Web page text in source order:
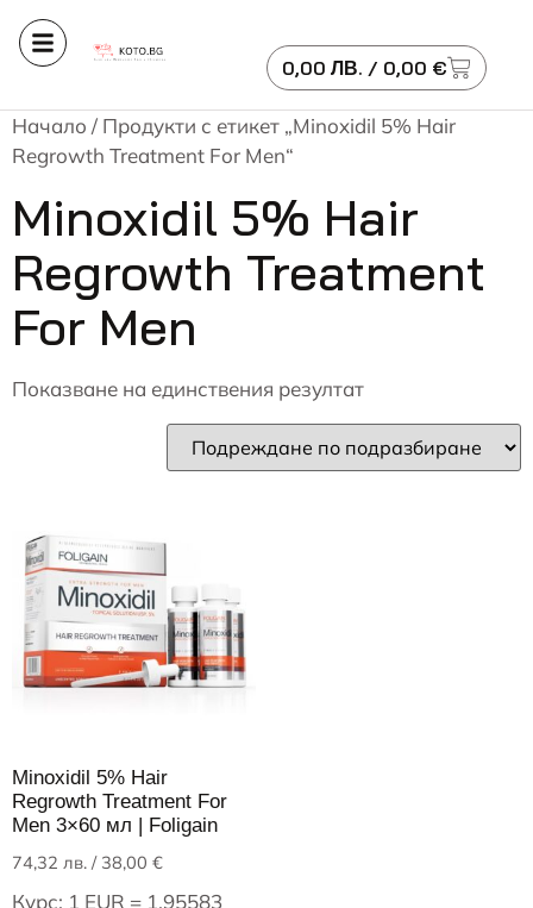
0,00 ЛВ. / 0,00 €
Начало / Продукти с етикет „Minoxidil 5% Hair
Regrowth Treatment For Men“
Minoxidil 5% Hair
Regrowth Treatment
For Men
Показване на единствения резултат
Minoxidil 5% Hair
Regrowth Treatment For
Men 3×60 мл | Foligain
74,32 лв. / 38,00 €
Курс: 1 EUR = 1.95583